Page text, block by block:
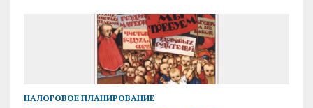
НАЛОГОВОЕ ПЛАНИРОВАНИЕ